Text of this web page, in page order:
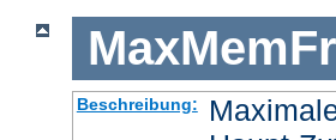
Beschreibung: